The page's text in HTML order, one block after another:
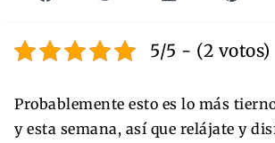
5/5 - (2 votos)
Probablemente esto es lo más
y esta semana, así que relájate y